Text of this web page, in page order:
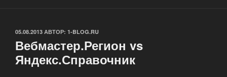
ОПУБЛИКОВАНО
05.08.2013 АВТОР: 1-BLOG.RU
Вебмастер.Регион vs
Яндекс.Справочник